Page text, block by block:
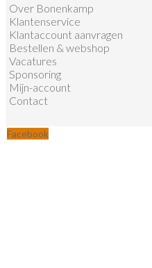
Over Bonenkamp
Klantenservice
Klantaccount aanvragen
Bestellen & webshop
Vacatures
Sponsoring
Mijn-account
Contact
Facebook